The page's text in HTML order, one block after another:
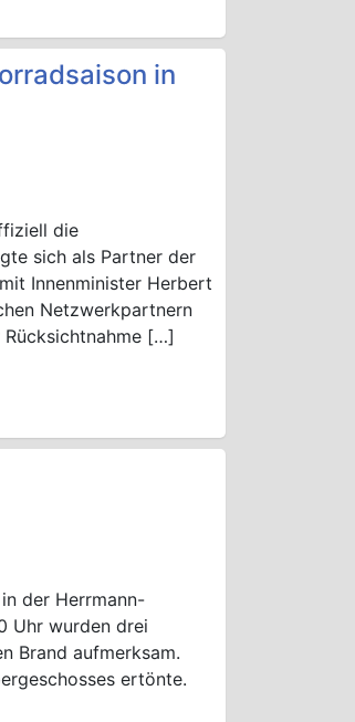
in
die
sich als Partner der
Innenminister Herbert
Netzwerkpartnern
[…]
der Herrmann-
Uhr wurden drei
Brand aufmerksam.
ertönte.